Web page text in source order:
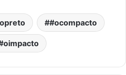
#ocompacto